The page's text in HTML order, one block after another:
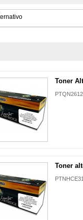
Toner
Toner